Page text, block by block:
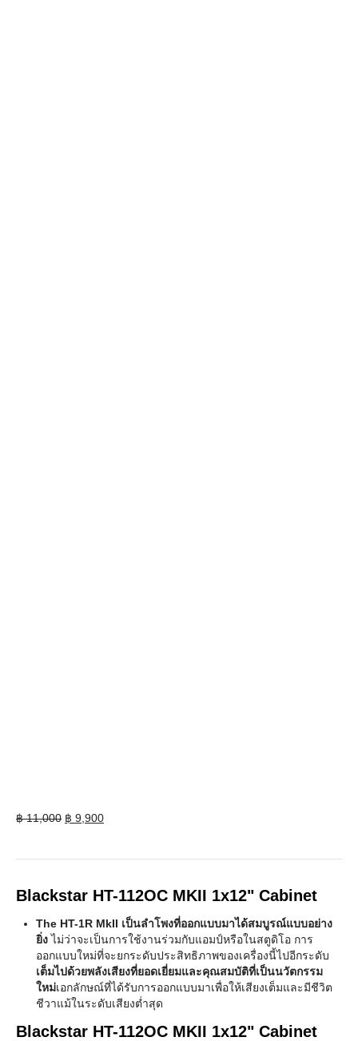
฿11,000 Original
฿ 9,900Current
Blackstar HT-112OC MKII 1x12" Cabinet
The HT-1R MkII เป็นลำโพงที่ออกแบบมาได้สมบูรณ์แบบอย่าง
ยิ่งไม่ว่าจะเป็นการใช้งานร่วมกับแอมป์หรือในสตูดิโอ การ
ออกแบบใหม่ที่จะยกระดับประสิทธิภาพของเครื่องนี้ไปอีกระดับ
เต็มไปด้วยพลังเสียงที่ยอดเยี่ยมและคุณสมบัติที่เป็นนวัตกรรม
ใหม่เอกลักษณ์ที่ได้รับการออกแบบมาเพื่อให้เสียงเต็มและมีชีวิต
ชีวาแม้ในระดับเสียงต่ำสุด
Blackstar HT-112OC MKII 1x12" Cabinet